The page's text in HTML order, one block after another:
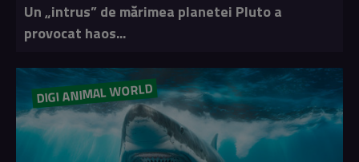
Un „intrus” de mărimea planetei Pluto a
provocat haos...
DIGI ANIMAL WORLD